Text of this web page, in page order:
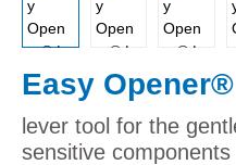
Easy Opener®
lever tool for the
sensitive components